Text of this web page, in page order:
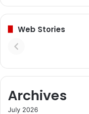
Web Stories
Archives
July 2026